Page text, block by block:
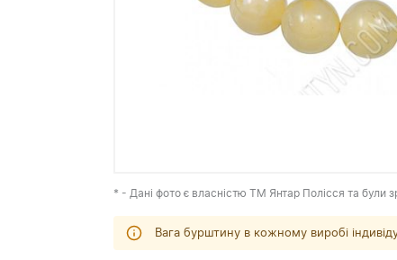
* - Дані фото є власністю ТМ Янтар Полісся та були
Вага бурштину в кожному виробі